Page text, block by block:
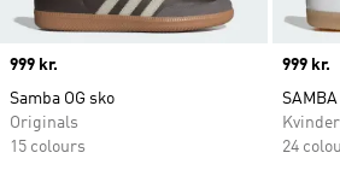
Price
999 kr.
Samba OG sko
Originals
15 colours
Price
999 kr.
SAMBA
24